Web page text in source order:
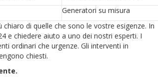
Generatori su misura
di quelle che sono le vostre esigenze. In
e chiedere aiuto a uno dei nostri esperti. I
ordinari che urgenze. Gli interventi in
chiesti.